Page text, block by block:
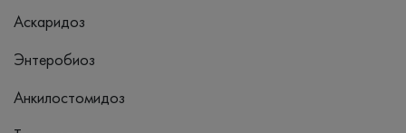
Аскаридоз
Энтеробиоз
Анкилостомидоз